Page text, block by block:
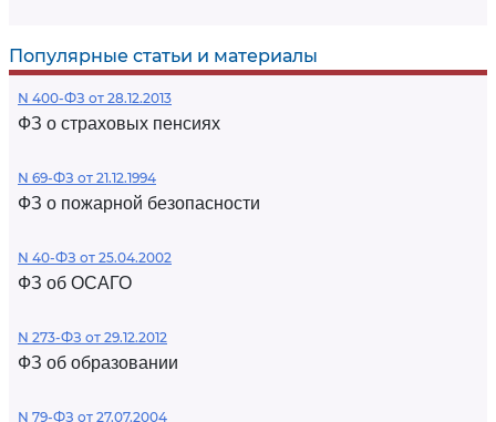
Популярные статьи и материалы
N 400-ФЗ от 28.12.2013
ФЗ о страховых пенсиях
N 69-ФЗ от 21.12.1994
ФЗ о пожарной безопасности
N 40-ФЗ от 25.04.2002
ФЗ об ОСАГО
N 273-ФЗ от 29.12.2012
ФЗ об образовании
N 79-ФЗ от 27.07.2004